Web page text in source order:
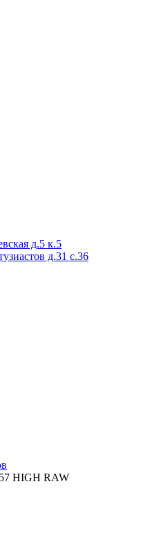
д.5 к.5
д.31 с.36
HIGH RAW